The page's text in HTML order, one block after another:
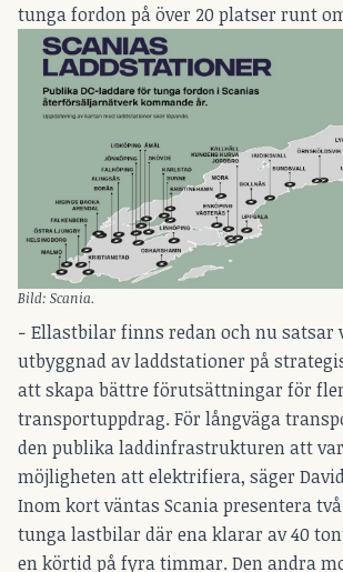
tunga fordon på över 20 platser runt
Bild: Scania.
− Ellastbilar finns redan och nu satsar
utbyggnad av laddstationer på
att skapa bättre förutsättningar för
transportuppdrag. För långväga
den publika laddinfrastrukturen att
möjligheten att elektrifiera, säger
Inom kort väntas Scania presentera
tunga lastbilar där ena klarar av 40
en körtid på fyra timmar. Den andra